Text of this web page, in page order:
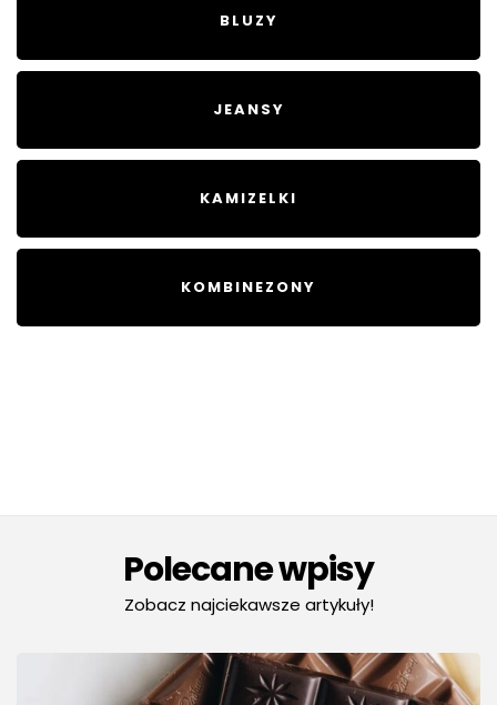
BLUZY
JEANSY
KAMIZELKI
KOMBINEZONY
Polecane wpisy
Zobacz najciekawsze artykuły!